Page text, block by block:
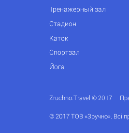
Тренажерный зал
Стадион
Каток
Спортзал
Йога
Zruchno.Travel © 2017
© 2017 ТОВ «Зручно». Всі